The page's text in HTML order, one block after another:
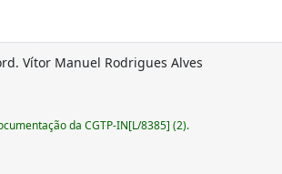
Vítor Manuel Rodrigues Alves
da CGTP-IN[L/8385] (2).